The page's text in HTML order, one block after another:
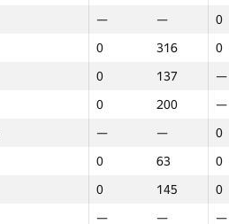
— —
0
0 316
0
0 137
—
0 200
—
— —
0
0 63
0
0 145
0
— —
—
— —
0
0 316
0
0 137
—
0 200
—
— —
0
0 63
0
0 145
0
— —
—